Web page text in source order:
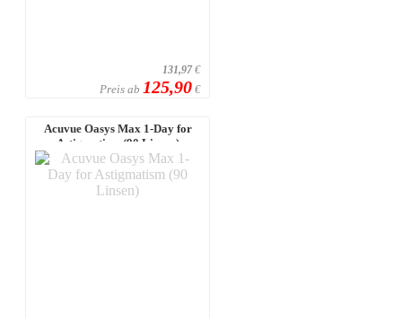
131,97€
Preis ab 125,90 €
Acuvue Oasys Max 1-Day for
Astigmatism (90 Linsen)